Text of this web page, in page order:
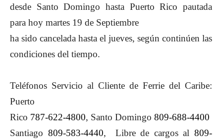
desde Santo Domingo hasta Puerto Rico pautada
para hoy martes 19 de Septiembre
ha sido cancelada hasta el jueves, según continúen las
condiciones del tiempo.
Teléfonos Servicio al Cliente de Ferrie del Caribe:
Puerto
Rico 787-622-4800, Santo Domingo 809-688-4400
Santiago 809-583-4440, Libre de cargos al809-